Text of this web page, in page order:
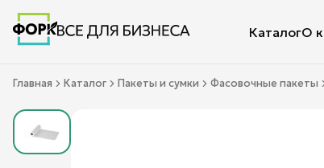
КаталогО
Главная Каталог Пакеты и сумки Фасовочные пакеты